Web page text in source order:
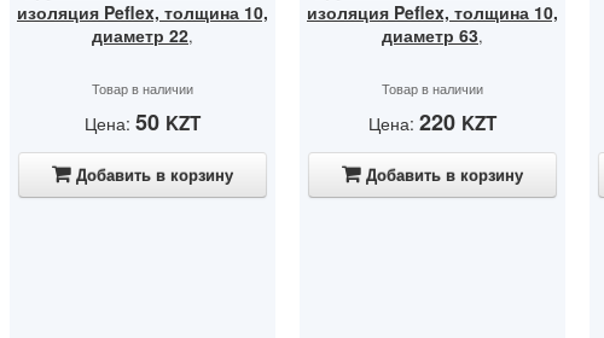
изоляция Peflex, толщина 10,
диаметр 22,
Товар в наличии
Цена: 50 KZT
Добавить в корзину
изоляция Peflex, толщина 10,
диаметр 63,
Товар в наличии
Цена: 220 KZT
Добавить в корзину